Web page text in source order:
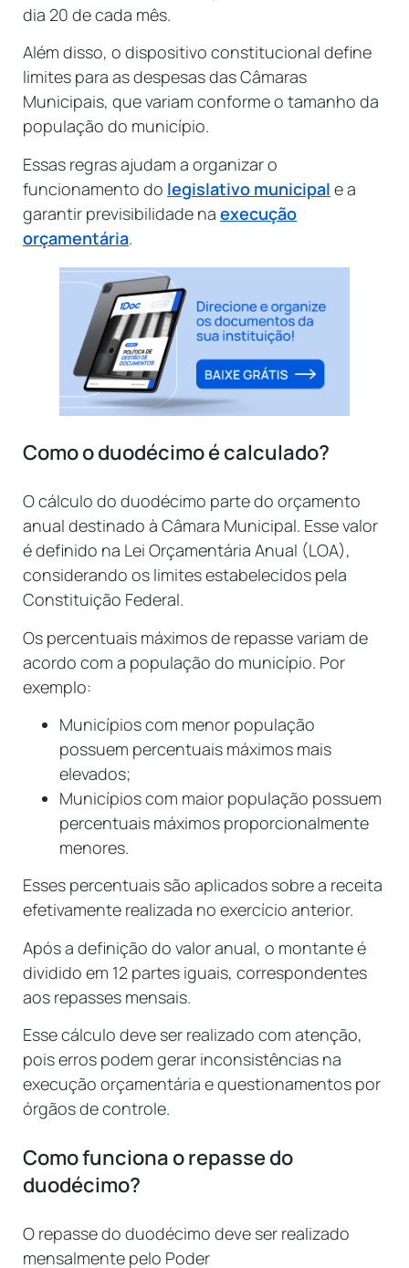
dia 20 de cada mês.
Além disso, o dispositivo constitucional define
limites para as despesas das Câmaras
Municipais, que variam conforme o tamanho da
população do município.
Essas regras ajudam a organizar o
funcionamento do legislativo municipal e a
garantir previsibilidade na execução
orçamentária.
Como o duodécimo é calculado?
O cálculo do duodécimo parte do orçamento
anual destinado à Câmara Municipal. Esse valor
é definido na Lei Orçamentária Anual (LOA),
considerando os limites estabelecidos pela
Constituição Federal.
Os percentuais máximos de repasse variam de
acordo com a população do município. Por
exemplo:
Municípios com menor população
possuem percentuais máximos mais
elevados;
Municípios com maior população possuem
percentuais máximos proporcionalmente
menores.
Esses percentuais são aplicados sobre a receita
efetivamente realizada no exercício anterior.
Após a definição do valor anual, o montante é
dividido em 12 partes iguais, correspondentes
aos repasses mensais.
Esse cálculo deve ser realizado com atenção,
pois erros podem gerar inconsistências na
execução orçamentária e questionamentos por
órgãos de controle.
Como funciona o repasse do
duodécimo?
O repasse do duodécimo deve ser realizado
mensalmente pelo Poder